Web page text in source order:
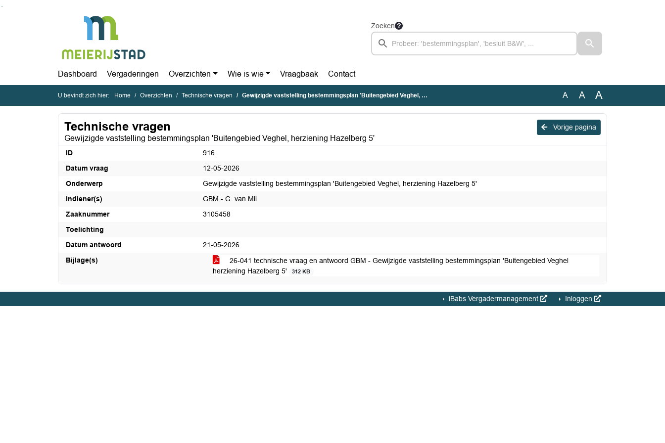
Zoeken
Dashboard Vergaderingen Overzichten Wie is wie Vraagbaak Contact
U bevindt zich hier: Home Overzichten Technische vragen Gewijzigde vaststelling bestemmingsplan 'Buitengebied Veghel, herziening Hazelberg 5' A A A
Vorige pagina
Technische vragen
Gewijzigde vaststelling bestemmingsplan 'Buitengebied Veghel, herziening Hazelberg 5'
ID
916
Datum vraag
12-05-2026
Onderwerp
Gewijzigde vaststelling bestemmingsplan 'Buitengebied Veghel, herziening Hazelberg 5'
Indiener(s)
GBM - G. van Mil
Zaaknummer
3105458
Toelichting
Datum antwoord
21-05-2026
Bijlage(s)
26-041 technische vraag en antwoord GBM - Gewijzigde vaststelling bestemmingsplan 'Buitengebied Veghel
herziening Hazelberg 5'
312 KB
iBabs Vergadermanagement Inloggen